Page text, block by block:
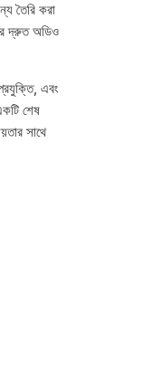
তৈরি করা
দ্রুত অডিও
এবং
শেষ
সাথে